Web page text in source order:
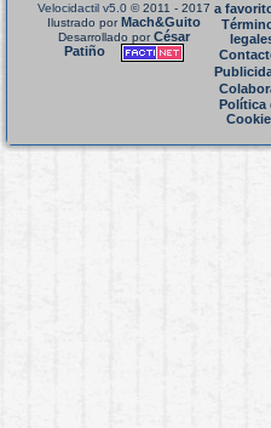
Velocidactil v5.0 © 2011 - 2017
Ilustrado porMach&Guito
Desarrollado porCésar
Patiño
a
Política